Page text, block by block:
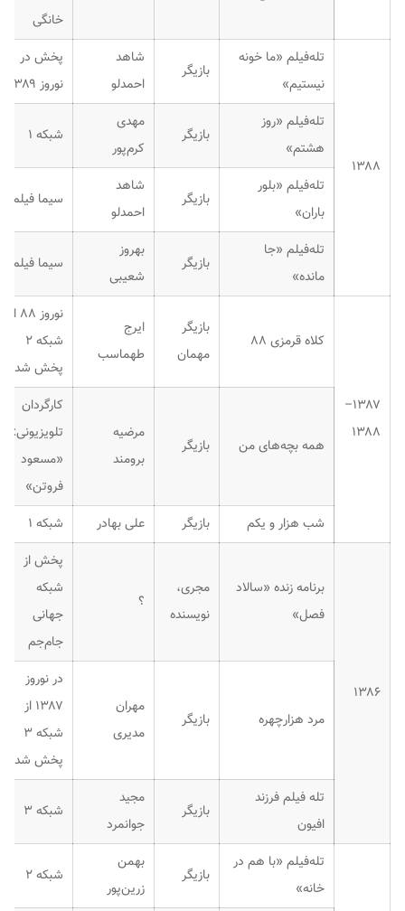
خانگی
۱۳۸۸
تله‌فیلم «ما خونه
نیستیم»
بازیگر
شاهد
احمدلو
پخش در
نوروز ۱۳۸۹
تله‌فیلم «روز
هشتم»
بازیگر
مهدی
کرم‌پور
شبکه ۱
تله‌فیلم «بلور
باران»
بازیگر
شاهد
احمدلو
سیما فیلم
تله‌فیلم «جا
مانده»
بازیگر
بهروز
شعیبی
سیما فیلم
۱۳۸۷–
۱۳۸۸
کلاه قرمزی ۸۸
بازیگر
مهمان
ایرج
طهماسب
نوروز ۸۸ از
شبکه ۲
پخش شد.
همه بچه‌های من بازیگر
مرضیه
برومند
کارگردان
تلویزیونی:
«مسعود
فروتن»
شب هزار و یکم
بازیگر علی بهادر شبکه ۱
۱۳۸۶
برنامه زنده «سالاد
فصل»
مجری،
نویسنده
؟
پخش از
شبکه
جهانی
جام‌جم
مرد هزارچهره بازیگر
مهران
مدیری
در نوروز
۱۳۸۷ از
شبکه ۳
پخش شد.
تله فیلم فرزند
افیون
بازیگر
مجید
جوانمرد
شبکه ۳
تله‌فیلم «با هم در
خانه»
بازیگر
بهمن
زرین‌پور
شبکه ۲